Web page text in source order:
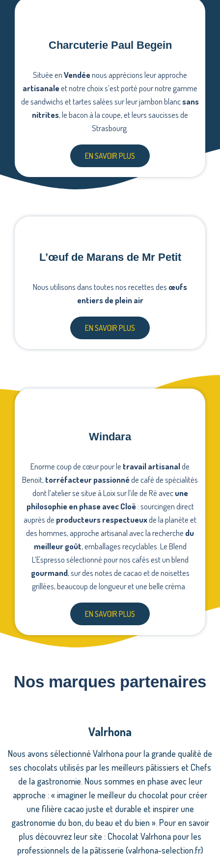
Charcuterie Paul Begein
Située enVendéenous apprécions leur approche
artisanaleet notre choix s’est porté pour notre gamme
de sandwichs et tartes salées sur leur jambon blancsans
nitrites, le bacon à la coupe, et leurs saucisses de
Strasbourg.
EN SAVOIR PLUS
L’œuf de Marans de Mr Petit
Nous utilisons dans toutes nos recettes des œufs
entiers de plein air
EN SAVOIR PLUS
Windara
Enorme coup de cœur pour le travail artisanalde
Benoit, torréfacteur passionnéde café de spécialités
dont l’atelier se situe à Loix sur l’ile de Ré avecune
philosophie en phase avec Cloë: sourcingen direct
auprès de producteurs respectueuxde la planète et
des hommes, approche artisanal avec la recherche du
meilleur goût, emballages recyclables. Le Blend
L’Espresso sélectionné pour nos cafés est un blend
gourmand, sur des notes de cacao et de noisettes
grillées, beaucoup de longueur et une belle crèma.
EN SAVOIR PLUS
Nos marques partenaires
Valrhona
Nous avons sélectionné Valrhona pour la grande qualité de
ses chocolats utilisés par les meilleurs pâtissiers et Chefs
de la gastronomie. Nous sommes en phase avec leur
approche : « imaginer le meilleur du chocolat pour créer
une filière cacao juste et durable et inspirer une
gastronomie du bon, du beau et du bien ». Pour en savoir
plus découvrez leur site : Chocolat Valrhona pour les
professionnels de la pâtisserie (valrhona-selection.fr)